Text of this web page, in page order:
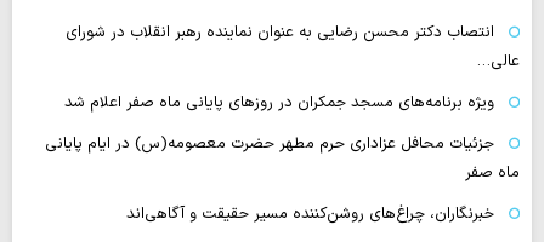
انتصاب دکتر محسن رضایی به عنوان نماینده رهبر انقلاب در شورای
عالی…
‌ویژه برنامه‌های مسجد جمکران در روزهای پایانی ماه صفر اعلام شد
جزئیات محافل عزاداری حرم مطهر حضرت معصومه(س) در ایام پایانی
ماه صفر
خبرنگاران، چراغ‌های روشن‌کننده مسیر حقیقت و آگاهی‌اند